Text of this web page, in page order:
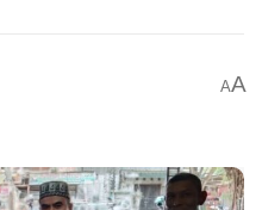
AA